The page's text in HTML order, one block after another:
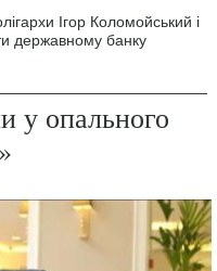
Ігор Коломойський і
державному банку
у опального